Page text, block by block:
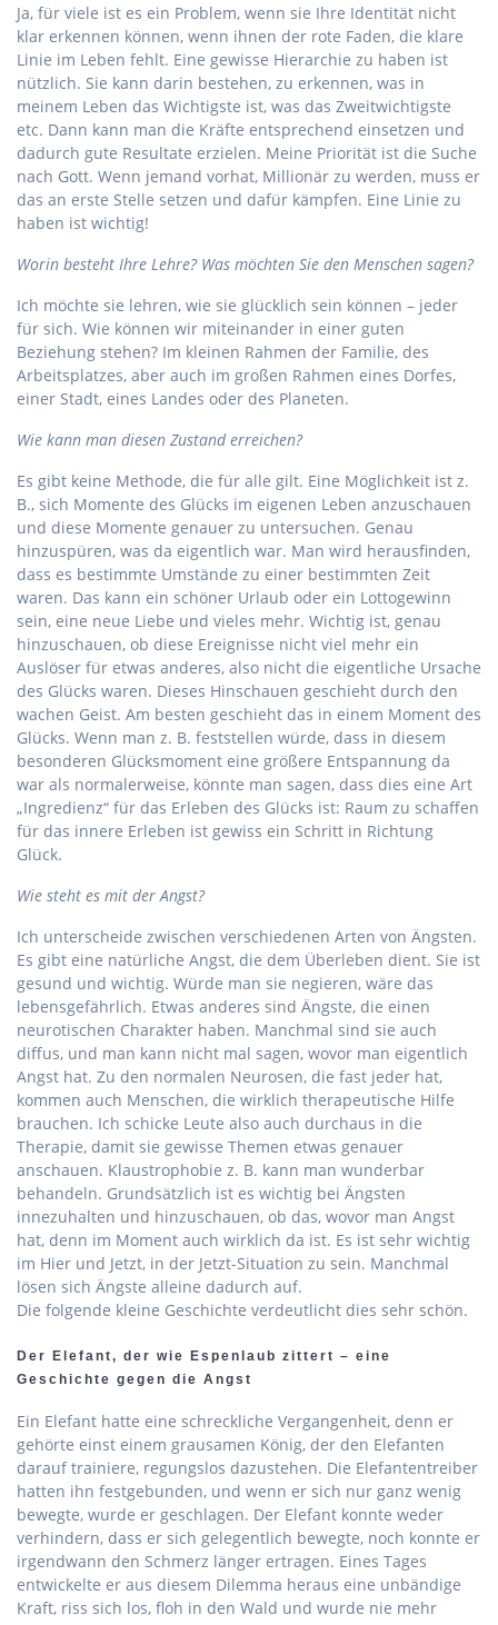
Ja, für viele ist es ein Problem, wenn sie Ihre Identität nicht
klar erkennen können, wenn ihnen der rote Faden, die klare
Linie im Leben fehlt. Eine gewisse Hierarchie zu haben ist
nützlich. Sie kann darin bestehen, zu erkennen, was in
meinem Leben das Wichtigste ist, was das Zweitwichtigste
etc. Dann kann man die Kräfte entsprechend einsetzen und
dadurch gute Resultate erzielen. Meine Priorität ist die Suche
nach Gott. Wenn jemand vorhat, Millionär zu werden, muss er
das an erste Stelle setzen und dafür kämpfen. Eine Linie zu
haben ist wichtig!
Worin besteht Ihre Lehre? Was möchten Sie den Menschen sagen?
Ich möchte sie lehren, wie sie glücklich sein können – jeder
für sich. Wie können wir miteinander in einer guten
Beziehung stehen? Im kleinen Rahmen der Familie, des
Arbeitsplatzes, aber auch im großen Rahmen eines Dorfes,
einer Stadt, eines Landes oder des Planeten.
Wie kann man diesen Zustand erreichen?
Es gibt keine Methode, die für alle gilt. Eine Möglichkeit ist z.
B., sich Momente des Glücks im eigenen Leben anzuschauen
und diese Momente genauer zu untersuchen. Genau
hinzuspüren, was da eigentlich war. Man wird herausfinden,
dass es bestimmte Umstände zu einer bestimmten Zeit
waren. Das kann ein schöner Urlaub oder ein Lottogewinn
sein, eine neue Liebe und vieles mehr. Wichtig ist, genau
hinzuschauen, ob diese Ereignisse nicht viel mehr ein
Auslöser für etwas anderes, also nicht die eigentliche Ursache
des Glücks waren. Dieses Hinschauen geschieht durch den
wachen Geist. Am besten geschieht das in einem Moment des
Glücks. Wenn man z. B. feststellen würde, dass in diesem
besonderen Glücksmoment eine größere Entspannung da
war als normalerweise, könnte man sagen, dass dies eine Art
„Ingredienz“ für das Erleben des Glücks ist: Raum zu schaffen
für das innere Erleben ist gewiss ein Schritt in Richtung
Glück.
Wie steht es mit der Angst?
Ich unterscheide zwischen verschiedenen Arten von Ängsten.
Es gibt eine natürliche Angst, die dem Überleben dient. Sie ist
gesund und wichtig. Würde man sie negieren, wäre das
lebensgefährlich. Etwas anderes sind Ängste, die einen
neurotischen Charakter haben. Manchmal sind sie auch
diffus, und man kann nicht mal sagen, wovor man eigentlich
Angst hat. Zu den normalen Neurosen, die fast jeder hat,
kommen auch Menschen, die wirklich therapeutische Hilfe
brauchen. Ich schicke Leute also auch durchaus in die
Therapie, damit sie gewisse Themen etwas genauer
anschauen. Klaustrophobie z. B. kann man wunderbar
behandeln. Grundsätzlich ist es wichtig bei Ängsten
innezuhalten und hinzuschauen, ob das, wovor man Angst
hat, denn im Moment auch wirklich da ist. Es ist sehr wichtig
im Hier und Jetzt, in der Jetzt-Situation zu sein. Manchmal
lösen sich Ängste alleine dadurch auf.
Die folgende kleine Geschichte verdeutlicht dies sehr schön.
Der Elefant, der wie Espenlaub zittert – eine
Geschichte gegen die Angst
Ein Elefant hatte eine schreckliche Vergangenheit, denn er
gehörte einst einem grausamen König, der den Elefanten
darauf trainiere, regungslos dazustehen. Die Elefantentreiber
hatten ihn festgebunden, und wenn er sich nur ganz wenig
bewegte, wurde er geschlagen. Der Elefant konnte weder
verhindern, dass er sich gelegentlich bewegte, noch konnte er
irgendwann den Schmerz länger ertragen. Eines Tages
entwickelte er aus diesem Dilemma heraus eine unbändige
Kraft, riss sich los, floh in den Wald und wurde nie mehr